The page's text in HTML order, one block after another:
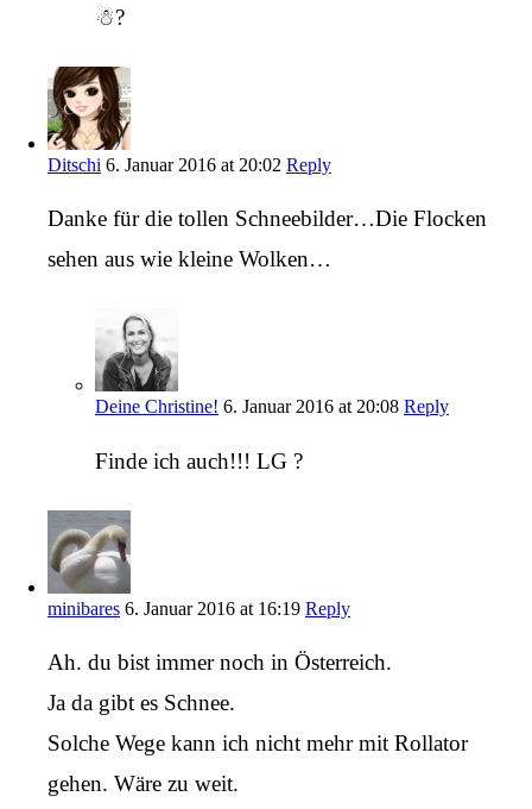
☃?
Ditschi 6. Januar 2016 at 20:02 Reply
Danke für die tollen Schneebilder…Die Flocken
sehen aus wie kleine Wolken…
Deine Christine! 6. Januar 2016 at 20:08 Reply
Finde ich auch!!! LG ?
minibares 6. Januar 2016 at 16:19 Reply
Ah. du bist immer noch in Österreich.
Ja da gibt es Schnee.
Solche Wege kann ich nicht mehr mit Rollator
gehen. Wäre zu weit.